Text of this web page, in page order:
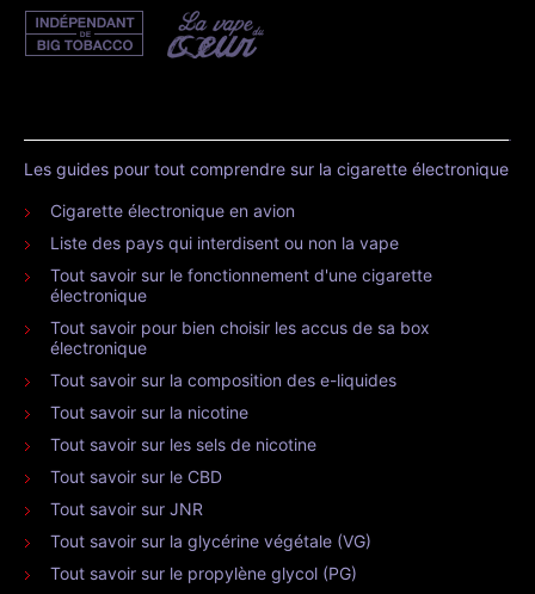
Les guides pour tout comprendre sur la cigarette électronique
Cigarette électronique en avion
Liste des pays qui interdisent ou non la vape
Tout savoir sur le fonctionnement d'une cigarette
électronique
Tout savoir pour bien choisir les accus de sa box
électronique
Tout savoir sur la composition des e-liquides
Tout savoir sur la nicotine
Tout savoir sur les sels de nicotine
Tout savoir sur le CBD
Tout savoir sur JNR
Tout savoir sur la glycérine végétale (VG)
Tout savoir sur le propylène glycol (PG)